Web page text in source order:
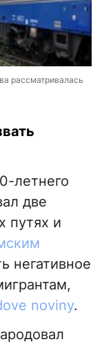
рассматривалась
летнего
две
путях и
негативное
noviny.